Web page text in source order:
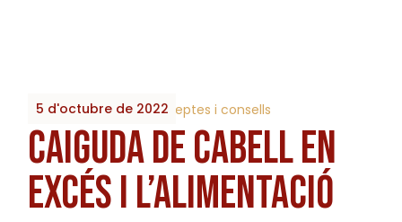
5 d'octubre de 2022
By 2023_Biobrots Receptes i consells
CAIGUDA DE CABELL EN
EXCÉS I L’ALIMENTACIÓ